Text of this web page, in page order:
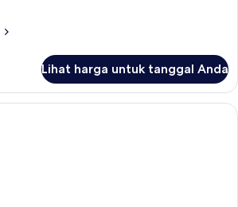
Lihat harga untuk tanggal Anda